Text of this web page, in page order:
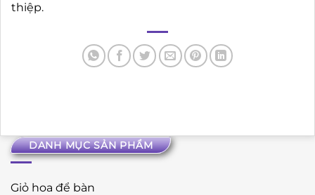
DANH MỤC SẢN PHẨM
Giỏ hoa để bàn
thiệp.